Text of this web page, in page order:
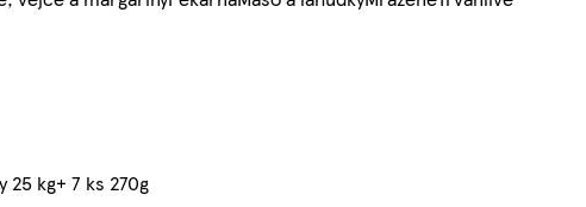
kg+ 7 ks 270g